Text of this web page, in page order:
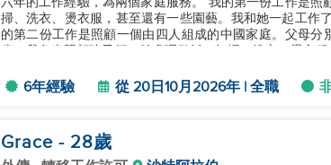
掃、洗衣、燙衣服，甚至還有一些園藝。我和她一起工作
的第二份工作是照顧一個由四人組成的中國家庭。父母分
6年經驗 從 20日10月2026年 | 全職
Grace - 28歲